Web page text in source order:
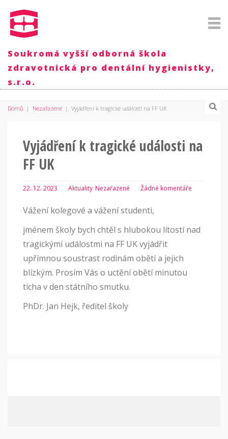
Soukromá vyšší odborná škola
zdravotnická pro dentální hygienistky,
s.r.o.
Domů | Nezařazené | Vyjádření k tragické události na FF UK
Vyjádření k tragické události na
FF UK
22. 12. 2023 Aktuality Nezařazené Žádné komentáře
Vážení kolegové a vážení studenti,
jménem školy bych chtěl s hlubokou lítostí nad
tragickými událostmi na FF UK vyjádřit
upřímnou soustrast rodinám obětí a jejich
blízkým. Prosím Vás o uctění obětí minutou
ticha v den státního smutku.
PhDr. Jan Hejk, ředitel školy